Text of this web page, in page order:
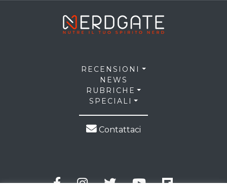
RECENSIONI
NEWS
RUBRICHE
SPECIALI
Contattaci